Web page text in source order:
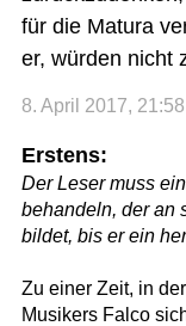
für die Matura
er, würden nicht
8. April 2017, 21:58
Erstens:
Der Leser muss
behandeln, der an
bildet, bis er ein
Zu einer Zeit, in
Musikers Falco